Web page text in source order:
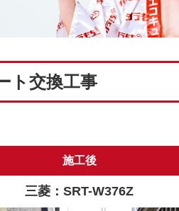
ト交換工事
施工後
三菱：SRT-W376Z